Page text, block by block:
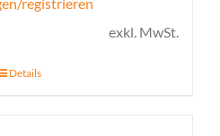
registrieren
exkl. MwSt.
Details